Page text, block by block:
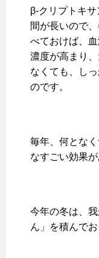
β-クリプトキ
間が長いので
べておけば、
濃度が高まり
なくても、し
のです。
毎年、何とな
なすごい効果
今年の冬は、
ん」を積んで